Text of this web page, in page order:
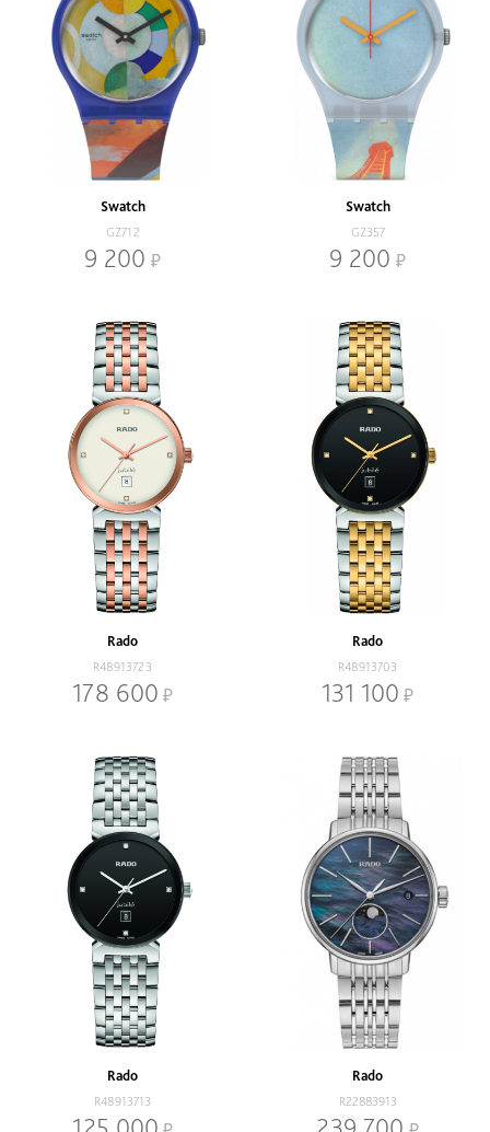
Swatch
GZ712
9 200
Swatch
GZ357
9 200
Rado
R48913723
178 600
Rado
R48913703
131 100
Rado
R48913713
Rado
R22883913